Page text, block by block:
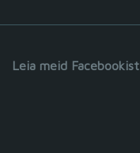
Leia meid Facebookist